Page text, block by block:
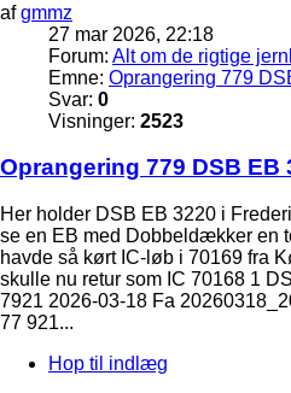
afgmmz
27 mar 2026, 22:18
Forum: Alt om de rigtige
Emne: Oprangering 779
Svar: 0
Visninger: 2523
Oprangering 779 DSB EB
Her holder DSB EB 3220 i
se en EB med Dobbeldækker en
havde så kørt IC-løb i 70169 fra
skulle nu retur som IC 70168 1
7921 2026-03-18 Fa
77 921...
Hop til indlæg